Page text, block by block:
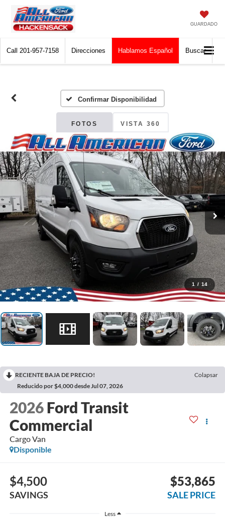
GUARDADO
Call 201-957-7158 Direcciones Hablamos Español Buscar
Confirmar Disponibilidad
FOTOS VISTA 360
1 / 14
RECIENTE BAJA DE PRECIO!
Colapsar
Reducido por $4,000 desde Jul 07, 2026
2026 Ford Transit
Commercial
Cargo Van
Disponible
$4,500
SAVINGS
$53,865
SALE PRICE
Less